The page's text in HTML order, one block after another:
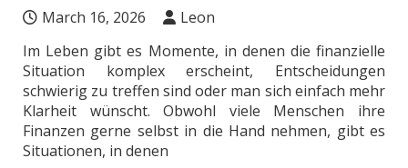
March 16, 2026
Leon
Im Leben gibt es Momente, in denen die finanzielle
Situation komplex erscheint, Entscheidungen
schwierig zu treffen sind oder man sich einfach mehr
Klarheit wünscht. Obwohl viele Menschen ihre
Finanzen gerne selbst in die Hand nehmen, gibt es
Situationen, in denen